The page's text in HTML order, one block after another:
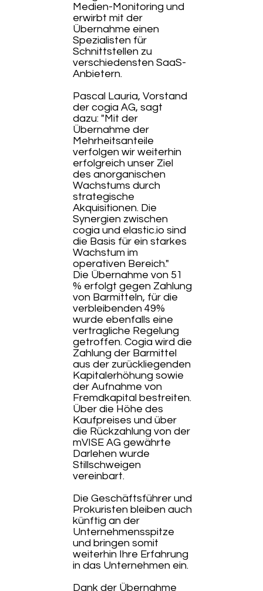
Medien-Monitoring und
erwirbt mit der
Übernahme einen
Spezialisten für
Schnittstellen zu
verschiedensten SaaS-
Anbietern.
Pascal Lauria, Vorstand
der cogia AG, sagt
dazu: "Mit der
Übernahme der
Mehrheitsanteile
verfolgen wir weiterhin
erfolgreich unser Ziel
des anorganischen
Wachstums durch
strategische
Akquisitionen. Die
Synergien zwischen
cogia und elastic.io sind
die Basis für ein starkes
Wachstum im
operativen Bereich."
Die Übernahme von 51
% erfolgt gegen Zahlung
von Barmitteln, für die
verbleibenden 49%
wurde ebenfalls eine
vertragliche Regelung
getroffen. Cogia wird die
Zahlung der Barmittel
aus der zurückliegenden
Kapitalerhöhung sowie
der Aufnahme von
Fremdkapital bestreiten.
Über die Höhe des
Kaufpreises und über
die Rückzahlung von der
mVISE AG gewährte
Darlehen wurde
Stillschweigen
vereinbart.
Die Geschäftsführer und
Prokuristen bleiben auch
künftig an der
Unternehmensspitze
und bringen somit
weiterhin Ihre Erfahrung
in das Unternehmen ein.
Dank der Übernahme